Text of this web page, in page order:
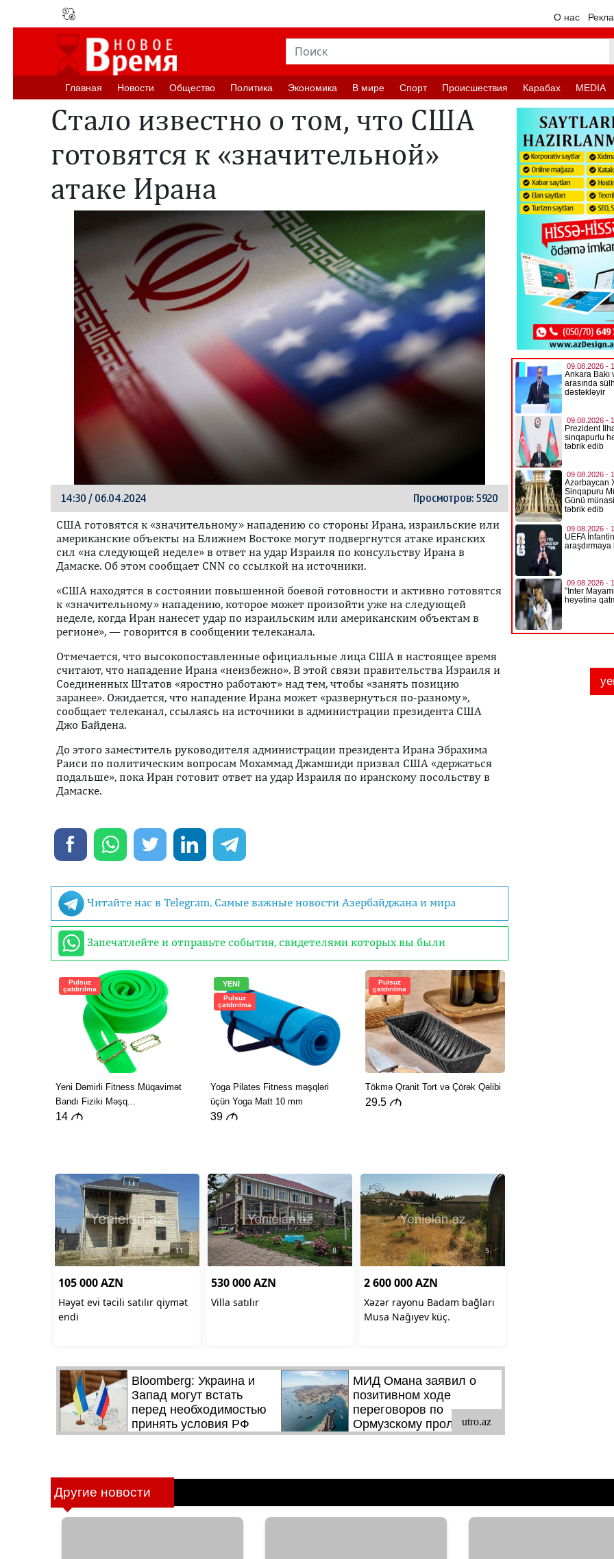
О нас
Главная Новости Oбщество Политика Экономика В мире Спорт Происшествия Карабах MEDIA
Стало известно о том, что США
готовятся к «значительной»
атаке Ирана
14:30 / 06.04.2024 Просмотров: 5920
США готовятся к «значительному» нападению со стороны Ирана, израильские или
американские объекты на Ближнем Востоке могут подвергнутся атаке иранских
сил «на следующей неделе» в ответ на удар Израиля по консульству Ирана в
Дамаске. Об этом сообщает CNN со ссылкой на источники.
«США находятся в состоянии повышенной боевой готовности и активно готовятся
к «значительному» нападению, которое может произойти уже на следующей
неделе, когда Иран нанесет удар по израильским или американским объектам в
регионе», — говорится в сообщении телеканала.
Отмечается, что высокопоставленные официальные лица США в настоящее время
считают, что нападение Ирана «неизбежно». В этой связи правительства Израиля и
Соединенных Штатов «яростно работают» над тем, чтобы «занять позицию
заранее». Ожидается, что нападение Ирана может «развернуться по-разному»,
сообщает телеканал, ссылаясь на источники в администрации президента США
Джо Байдена.
До этого заместитель руководителя администрации президента Ирана Эбрахима
Раиси по политическим вопросам Мохаммад Джамшиди призвал США «держаться
подальше», пока Иран готовит ответ на удар Израиля по иранскому посольству в
Дамаске.
Читайте нас в Telegram. Самые важные новости Азербайджана и мира
Запечатлейте и отправьте события, свидетелями которых вы были
Другие новости